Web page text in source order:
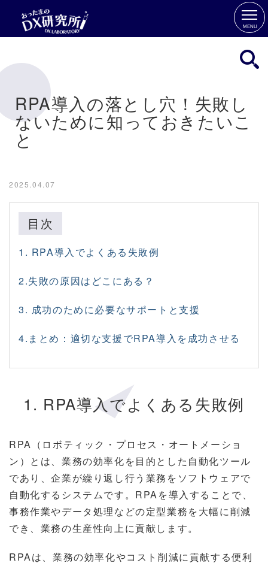
MENU
RPA導入の落とし穴！失敗し
ないために知っておきたいこ
と
2025.04.07
目次
1. RPA導入でよくある失敗例
2.失敗の原因はどこにある？
3. 成功のために必要なサポートと支援
4. まとめ：適切な支援でRPA導入を成功させる
1. RPA導入でよくある失敗例
RPA（ロボティック・プロセス・オートメーショ
ン）とは、業務の効率化を目的とした自動化ツール
であり、企業が繰り返し行う業務をソフトウェアで
自動化するシステムです。RPAを導入することで、
事務作業やデータ処理などの定型業務を大幅に削減
でき、業務の生産性向上に貢献します。
RPAは、業務の効率化やコスト削減に貢献する便利